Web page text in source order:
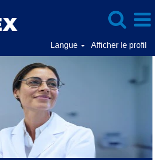
Langue Afficher le profil